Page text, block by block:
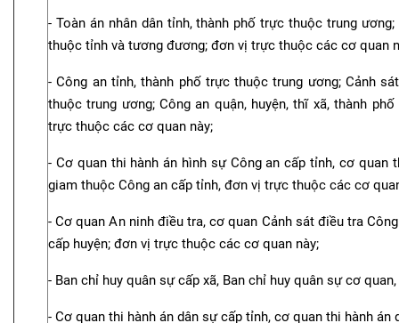
- Toàn án nhân dân tỉnh, thành phố trực thuộc trung
thuộc tỉnh và tương đương; đơn vị trực thuộc các cơ quan
- Công an tỉnh, thành phố trực thuộc trung ương; Cảnh
thuộc trung ương; Công an quận, huyện, thĩ xã, thành
trực thuộc các cơ quan này;
- Cơ quan thi hành án hình sự Công an cấp tỉnh, cơ quan
giam thuộc Công an cấp tỉnh, đơn vị trực thuộc các cơ
- Cơ quan An ninh điều tra, cơ quan Cảnh sát điều tra
cấp huyện; đơn vị trực thuộc các cơ quan này;
- Ban chỉ huy quân sự cấp xã, Ban chỉ huy quân sự cơ
- Cơ quan thi hành án dân sự cấp tỉnh, cơ quan thi hành án